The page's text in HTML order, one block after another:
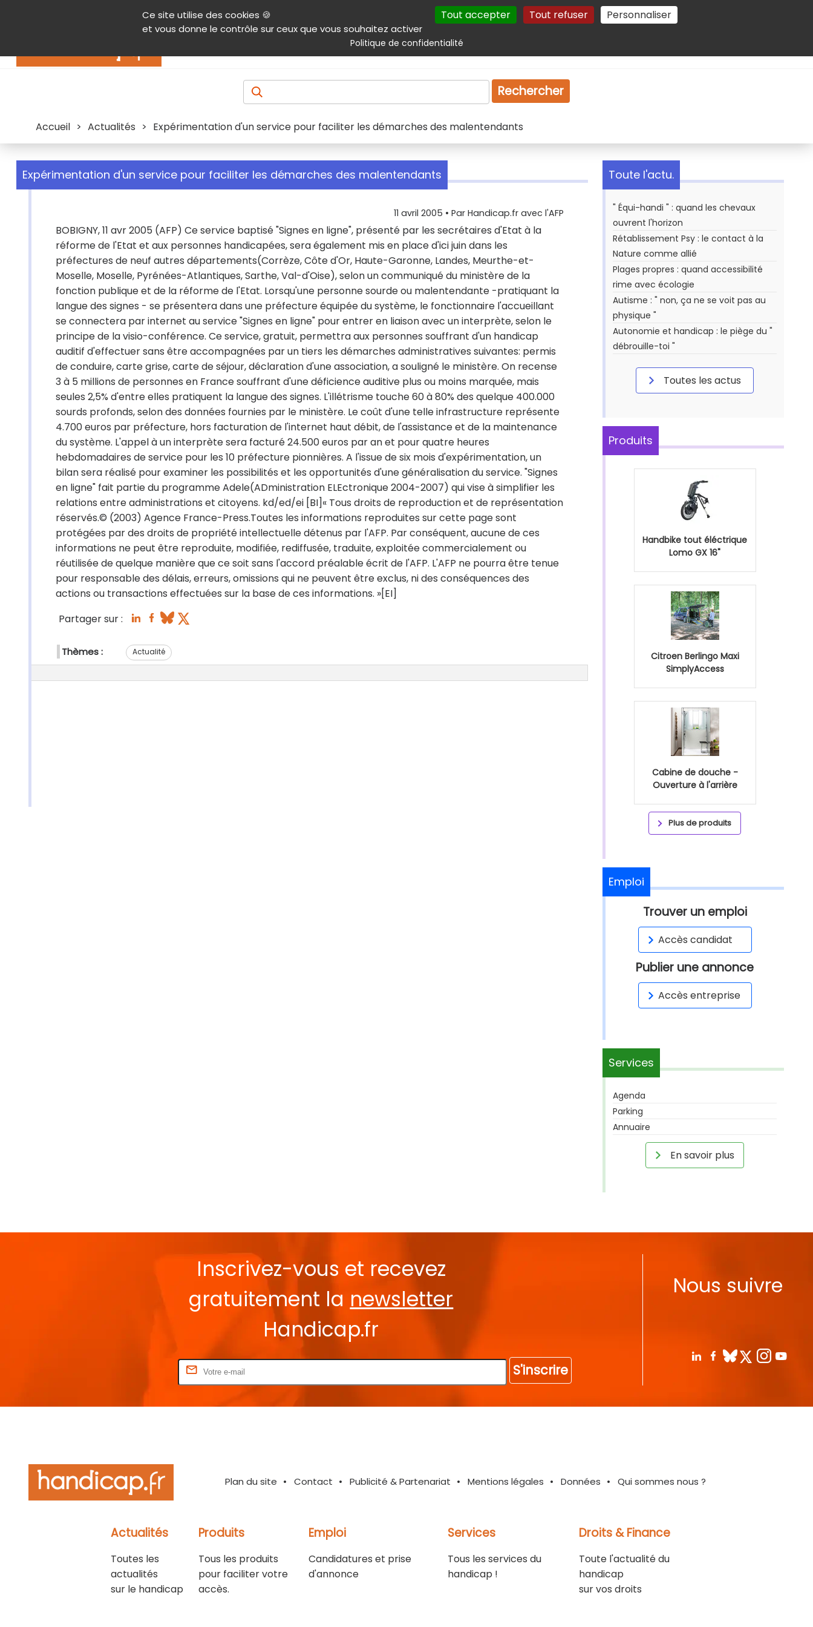
Ce site utilise des cookies 🍪
et vous donne le contrôle sur ceux que vous souhaitez activer
Tout accepter Tout refuser Personnaliser
Politique de confidentialité
Contenu Aide et accessibilité Menu principal Autres services Plan du site Gestion des cookies
Produits & services Emploi Droit
Rechercher
Accueil > Actualités > Expérimentation d'un service pour faciliter les démarches des malentendants
Expérimentation d'un service pour faciliter les démarches des malentendants
11 avril 2005 • Par Handicap.fr avec l'AFP
BOBIGNY, 11 avr 2005 (AFP) Ce service baptisé "Signes en ligne", présenté par les secrétaires d'Etat à la
réforme de l'Etat et aux personnes handicapées, sera également mis en place d'ici juin dans les
préfectures de neuf autres départements(Corrèze, Côte d'Or, Haute-Garonne, Landes, Meurthe-et-
Moselle, Moselle, Pyrénées-Atlantiques, Sarthe, Val-d'Oise), selon un communiqué du ministère de la
fonction publique et de la réforme de l'Etat. Lorsqu'une personne sourde ou malentendante -pratiquant la
langue des signes - se présentera dans une préfecture équipée du système, le fonctionnaire l'accueillant
se connectera par internet au service "Signes en ligne" pour entrer en liaison avec un interprète, selon le
principe de la visio-conférence. Ce service, gratuit, permettra aux personnes souffrant d'un handicap
auditif d'effectuer sans être accompagnées par un tiers les démarches administratives suivantes: permis
de conduire, carte grise, carte de séjour, déclaration d'une association, a souligné le ministère. On recense
3 à 5 millions de personnes en France souffrant d'une déficience auditive plus ou moins marquée, mais
seules 2,5% d'entre elles pratiquent la langue des signes. L'illétrisme touche 60 à 80% des quelque 400.000
sourds profonds, selon des données fournies par le ministère. Le coût d'une telle infrastructure représente
4.700 euros par préfecture, hors facturation de l'internet haut débit, de l'assistance et de la maintenance
du système. L'appel à un interprète sera facturé 24.500 euros par an et pour quatre heures
hebdomadaires de service pour les 10 préfecture pionnières. A l'issue de six mois d'expérimentation, un
bilan sera réalisé pour examiner les possibilités et les opportunités d'une généralisation du service. "Signes
en ligne" fait partie du programme Adele(ADministration ELEctronique 2004-2007) qui vise à simplifier les
relations entre administrations et citoyens. kd/ed/ei [BI]« Tous droits de reproduction et de représentation
réservés.© (2003) Agence France-Press.Toutes les informations reproduites sur cette page sont
protégées par des droits de propriété intellectuelle détenus par l'AFP. Par conséquent, aucune de ces
informations ne peut être reproduite, modifiée, rediffusée, traduite, exploitée commercialement ou
réutilisée de quelque manière que ce soit sans l'accord préalable écrit de l'AFP. L'AFP ne pourra être tenue
pour responsable des délais, erreurs, omissions qui ne peuvent être exclus, ni des conséquences des
actions ou transactions effectuées sur la base de ces informations. »[EI]
Partager sur :
Thèmes : Actualité
Toute l'actu.
" Équi-handi " : quand les chevaux
ouvrent l'horizon
Rétablissement Psy : le contact à la
Nature comme allié
Plages propres : quand accessibilité
rime avec écologie
Autisme : " non, ça ne se voit pas au
physique "
Autonomie et handicap : le piège du "
débrouille-toi "
Toutes les actus
Produits
Handbike tout éléctrique
Lomo GX 16"
Citroen Berlingo Maxi
SimplyAccess
Cabine de douche -
Ouverture à l'arrière
Plus de produits
Emploi
Trouver un emploi
Accès candidat
Publier une annonce
Accès entreprise
Services
Agenda
Parking
Annuaire
En savoir plus
Inscrivez-vous et recevez
gratuitement la newsletter
Handicap.fr
S'inscrire
Nous suivre
Plan du site Contact Publicité & Partenariat Mentions légales Données Qui sommes nous ?
Actualités
Toutes les
actualités
sur le handicap
Produits
Tous les produits
pour faciliter votre
accès.
Emploi
Candidatures et prise
d'annonce
Services
Tous les services du
handicap !
Droits & Finance
Toute l'actualité du
handicap
sur vos droits